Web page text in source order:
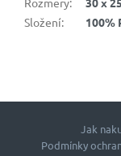
Složení: 100%
Jak
Podmínky